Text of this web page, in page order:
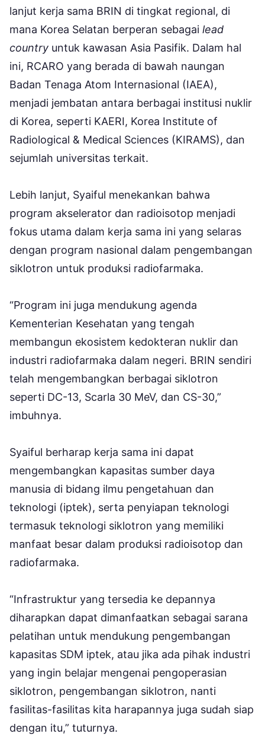
lanjut kerja sama BRIN di tingkat regional, di
mana Korea Selatan berperan sebagai lead
country untuk kawasan Asia Pasifik. Dalam hal
ini, RCARO yang berada di bawah naungan
Badan Tenaga Atom Internasional (IAEA),
menjadi jembatan antara berbagai institusi nuklir
di Korea, seperti KAERI, Korea Institute of
Radiological & Medical Sciences (KIRAMS), dan
sejumlah universitas terkait.
Lebih lanjut, Syaiful menekankan bahwa
program akselerator dan radioisotop menjadi
fokus utama dalam kerja sama ini yang selaras
dengan program nasional dalam pengembangan
siklotron untuk produksi radiofarmaka.
“Program ini juga mendukung agenda
Kementerian Kesehatan yang tengah
membangun ekosistem kedokteran nuklir dan
industri radiofarmaka dalam negeri. BRIN sendiri
telah mengembangkan berbagai siklotron
seperti DC-13, Scarla 30 MeV, dan CS-30,”
imbuhnya.
Syaiful berharap kerja sama ini dapat
mengembangkan kapasitas sumber daya
manusia di bidang ilmu pengetahuan dan
teknologi (iptek), serta penyiapan teknologi
termasuk teknologi siklotron yang memiliki
manfaat besar dalam produksi radioisotop dan
radiofarmaka.
“Infrastruktur yang tersedia ke depannya
diharapkan dapat dimanfaatkan sebagai sarana
pelatihan untuk mendukung pengembangan
kapasitas SDM iptek, atau jika ada pihak industri
yang ingin belajar mengenai pengoperasian
siklotron, pengembangan siklotron, nanti
fasilitas-fasilitas kita harapannya juga sudah siap
dengan itu,” tuturnya.